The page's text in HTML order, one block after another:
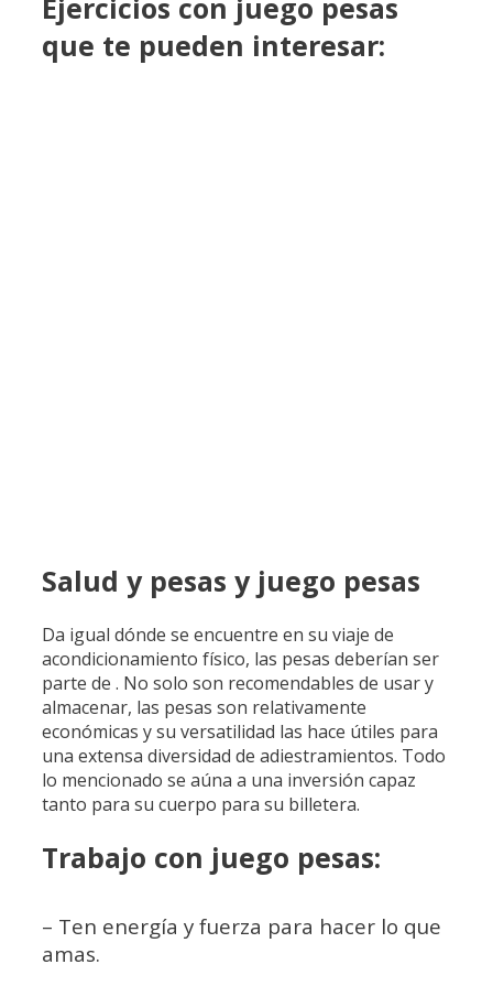
Ejercicios con juego pesas
que te pueden interesar:
Salud y pesas y juego pesas
Da igual dónde se encuentre en su viaje de
acondicionamiento físico, las pesas deberían ser
parte de . No solo son recomendables de usar y
almacenar, las pesas son relativamente
económicas y su versatilidad las hace útiles para
una extensa diversidad de adiestramientos. Todo
lo mencionado se aúna a una inversión capaz
tanto para su cuerpo para su billetera.
Trabajo con juego pesas:
– Ten energía y fuerza para hacer lo que
amas.